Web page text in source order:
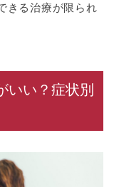
きる治療が限られ
いい？症状別